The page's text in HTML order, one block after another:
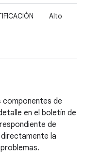
Alto
componentes de
en el boletín de
de
la